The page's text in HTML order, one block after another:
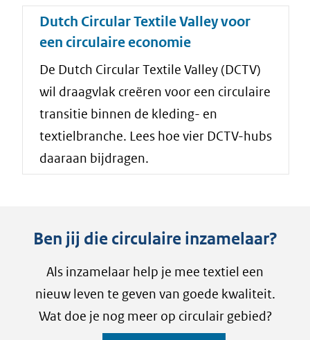
Dutch Circular Textile Valley voor
een circulaire economie
De Dutch Circular Textile Valley (DCTV)
wil draagvlak creëren voor een circulaire
transitie binnen de kleding- en
textielbranche. Lees hoe vier DCTV-hubs
daaraan bijdragen.
Ben jij die circulaire inzamelaar?
Als inzamelaar help je mee textiel een
nieuw leven te geven van goede kwaliteit.
Wat doe je nog meer op circulair gebied?